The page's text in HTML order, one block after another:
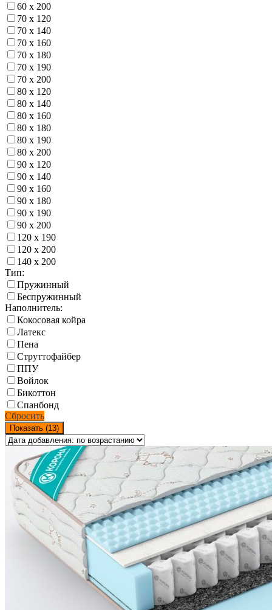
60 х 200
70 х 120
70 х 140
70 х 160
70 х 180
70 х 190
70 х 200
80 х 120
80 х 140
80 х 160
80 х 180
80 х 190
80 х 200
90 х 120
90 х 140
90 х 160
90 х 180
90 х 190
90 х 200
120 х 190
120 х 200
140 х 200
Тип:
Пружинный
Беспружинный
Наполнитель:
Кокосовая койра
Латекс
Пена
Струттофайбер
ППУ
Войлок
Бикоттон
Спанбонд
Сбросить
Показать (13)